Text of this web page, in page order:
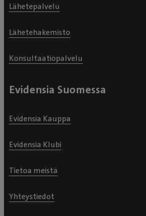
Lähetepalvelu
Lähetehakemisto
Konsultaatiopalvelu
Evidensia Suomessa
Evidensia Kauppa
Evidensia Klubi
Tietoa meistä
Yhteystiedot